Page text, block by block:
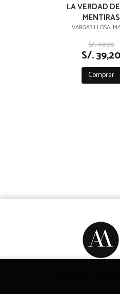
LA VERDAD
MENTIRAS
VARGAS LLOSA,
S/. 49,00
S/. 39,20
Comprar